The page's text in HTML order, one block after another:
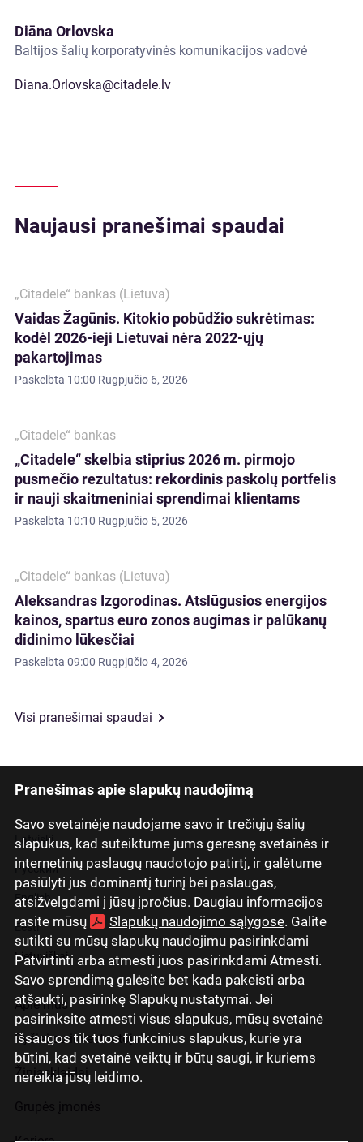
Pranešimas apie slapukų naudojimą
Savo svetainėje naudojame savo ir trečiųjų šalių
slapukus, kad suteiktume jums geresnę svetainės ir
internetinių paslaugų naudotojo patirtį, ir galėtume
pasiūlyti jus dominantį turinį bei paslaugas,
atsižvelgdami į jūsų įpročius. Daugiau informacijos
rasite mūsų
Slapukų naudojimo sąlygose. Galite
sutikti su mūsų slapukų naudojimu pasirinkdami
Patvirtinti arba atmesti juos pasirinkdami Atmesti.
Savo sprendimą galėsite bet kada pakeisti arba
atšaukti, pasirinkę Slapukų nustatymai. Jei
pasirinksite atmesti visus slapukus, mūsų svetainė
išsaugos tik tuos funkcinius slapukus, kurie yra
būtini, kad svetainė veiktų ir būtų saugi, ir kuriems
nereikia jūsų leidimo.
Diāna Orlovska
Baltijos šalių korporatyvinės komunikacijos vadovė
Diana.Orlovska@citadele.lv
Naujausi pranešimai spaudai
„Citadele“ bankas (Lietuva)
Vaidas Žagūnis. Kitokio pobūdžio sukrėtimas:
kodėl 2026-ieji Lietuvai nėra 2022-ųjų
pakartojimas
Paskelbta 10:00 Rugpjūčio 6, 2026
„Citadele“ bankas
„Citadele“ skelbia stiprius 2026 m. pirmojo
pusmečio rezultatus: rekordinis paskolų portfelis
ir nauji skaitmeniniai sprendimai klientams
Paskelbta 10:10 Rugpjūčio 5, 2026
„Citadele“ bankas (Lietuva)
Aleksandras Izgorodinas. Atslūgusios energijos
kainos, spartus euro zonos augimas ir palūkanų
didinimo lūkesčiai
Paskelbta 09:00 Rugpjūčio 4, 2026
Visi pranešimai spaudai
Latviski
Русский
English
Eesti
Lietuviškai
Apie mus
Ryšiai su investuotojais
Žiniasklaidai